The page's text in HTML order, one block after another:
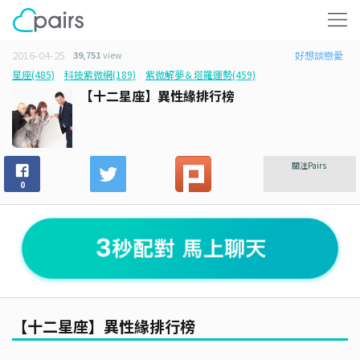
2016-04-25 39,751view
好想談戀愛
星座(485)
科技紫微網(189) 紫微解夢＆塔羅運勢(459)
【十二星座】異性緣排行榜
0
關注Pairs
【十二星座】異性緣排行榜